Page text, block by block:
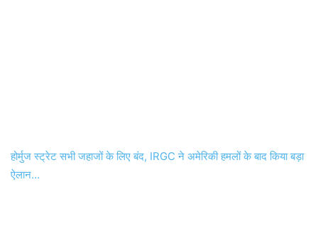
होर्मुज स्ट्रेट सभी जहाजों के लिए बंद, IRGC ने अमेरिकी हमलों के बाद किया बड़ा
ऐलान…